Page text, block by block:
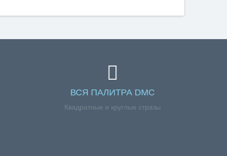
ВСЯ ПАЛИТРА DMC
Квадратные и круглые стразы